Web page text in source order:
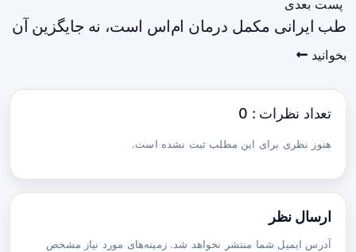
پست بعدی
طب ایرانی مکمل درمان ام‌اس است، نه جایگزین آن
بخوانید
تعداد نظرات : 0
هنوز نظری برای این مطلب ثبت نشده است.
ارسال نظر
آدرس ایمیل شما منتشر نخواهد شد. زمینه‌های مورد نیاز مشخص